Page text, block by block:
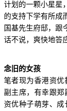
计划的一颗小星星
的支持下学有所成
国基先生府邸，跟
话不说，爽快地答
念旧的女孩
笔者现为香港资优
副主席，有幸跟
资优种子萌芽、成